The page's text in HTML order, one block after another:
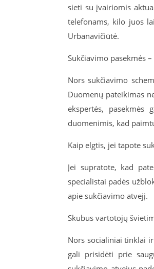
sieti su įvairiomis
telefonams, kilo juos
Urbanavičiūtė.
Sukčiavimo pasekmės
Nors sukčiavimo
Duomenų pateikimas
ekspertės,
duomenimis, kad
Kaip elgtis, jei tapote
Jei supratote, kad
specialistai padės
apie sukčiavimo atvejį.
Skubus vartotojų
Nors socialiniai tinklai
gali prisidėti prie